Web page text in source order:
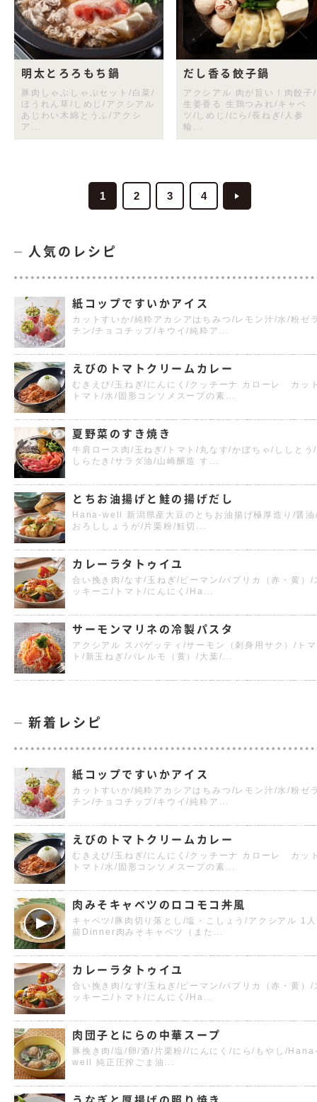
明太とろろもち鍋
豚肉しゃぶしゃぶセット/白菜/
ほうれん草/しめじ/アクシアル
あじわい木綿とうふ/アクシ
ア...
だし香る餃子鍋
アクシアル 肉が旨い！肉餃子/
生姜香る 生鶏つみれ/キャベ
ツ/しめじ/にら/長ねぎ/人参
輪...
1 2 3 4
人気のレシピ
紙コップですいかアイス
カットすいか/純粋アカシアはちみつ/レモン汁/水/粉ゼ
チン/チョコチップ/キウイ/純粋ア...
えびのトマトクリームカレー
むきえび/玉ねぎ/にんにく/クッチーナ カローレ カッ
トマト/水/固形コンソメスープの素...
夏野菜のすき焼き
牛肩ロース肉/玉ねぎ/トマト/丸なす/かぼちゃ/ししとう/
しらたき/サラダ油/山崎醸造 す...
とちお油揚げと鮭の揚げだし
Hana-well 新潟県産大豆のとちお油揚げ極厚造り/醤
おろししょうが/片栗粉/鮭切...
カレーラタトゥイユ
合い挽き肉/なす/玉ねぎ/ピーマン/パプリカ（赤・黄）/
ッキーニ/トマト/にんにく/Ha...
サーモンマリネの冷製パスタ
アクシアル スパゲッティ/サーモン（刺身用サク）/トマ
ト/新玉ねぎ/パレルモ（黄）/大葉/...
新着レシピ
紙コップですいかアイス
カットすいか/純粋アカシアはちみつ/レモン汁/水/粉ゼ
チン/チョコチップ/キウイ/純粋ア...
えびのトマトクリームカレー
むきえび/玉ねぎ/にんにく/クッチーナ カローレ カッ
トマト/水/固形コンソメスープの素...
肉みそキャベツのロコモコ丼風
キャベツ/豚肉切り落とし/塩・こしょう/アクシアル 1人
前Dinner肉みそキャベツ（また...
カレーラタトゥイユ
合い挽き肉/なす/玉ねぎ/ピーマン/パプリカ（赤・黄）/
ッキーニ/トマト/にんにく/Ha...
肉団子とにらの中華スープ
豚挽き肉/塩/卵/酒/片栗粉//にんにく/にら/もやし/
well 純正圧搾ごま油...